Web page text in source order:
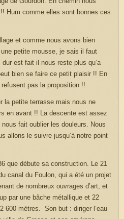
Hum comme elles sont bonnes ces
et comme nous avons bien
petite mousse, je sais il faut
est fait il nous reste plus qu’a
bien se faire ce petit plaisir !! En
pas la proposition !!
la petite terrasse mais nous ne
en avant !! La descente est assez
fait oublier les douleurs. Nous
allons le suivre jusqu’à notre point
que débute sa construction. Le 21
canal du Foulon, qui a été un projet
de nombreux ouvrages d’art, et
par une bâche métallique et 22
600 mètres. Son but : diriger l’eau